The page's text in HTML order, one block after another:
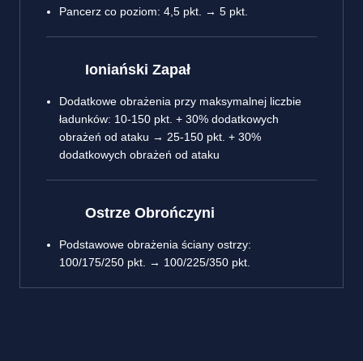
Pancerz co poziom: 4,5 pkt. → 5 pkt.
Ioniański Zapał
Dodatkowe obrażenia przy maksymalnej liczbie
ładunków: 10-150 pkt. + 30% dodatkowych
obrażeń od ataku → 25-150 pkt. + 30%
dodatkowych obrażeń od ataku
Ostrze Obrończyni
Podstawowe obrażenia ściany ostrzy:
100/175/250 pkt. → 100/225/350 pkt.